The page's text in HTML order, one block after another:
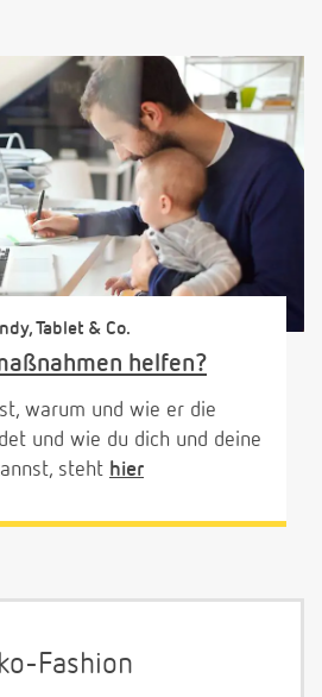
Tablet & Co.
helfen?
warum und wie er die
und wie du dich und deine
steht hier
Fashion